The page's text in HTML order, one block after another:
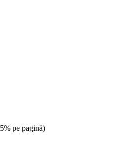
pe pagină)